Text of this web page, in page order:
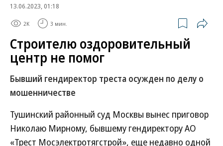
13.06.2023, 01:18
2K 3 мин.
Строителю оздоровительный
центр не помог
Бывший гендиректор треста осужден по делу о
мошенничестве
Тушинский районный суд Москвы вынес приговор
Николаю Мирному, бывшему гендиректору АО
«Трест Мосэлектротягстрой», еще недавно одной